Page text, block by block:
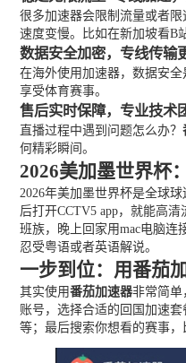
很多加速器会限制流量或者限
速度变慢。比如在新加坡看B
数据安全加密，专线传输
在海外使用加速器，数据安全
享受体育赛事。
售后实时保障，专业技术
直播过程中遇到问题怎么办？
何精彩瞬间。
2026美加墨世界杯
2026年美加墨世界杯是全球
后打开CCTV5 app，就能高
班族，晚上回家用mac电脑连
忍受粤语或者英语解说。
一步到位：用番茄
其实使用番茄加速器非常简单
账号，选择合适的回国加速
等；最后搜索你想看的赛事